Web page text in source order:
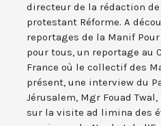
directeur de la rédaction de
protestant Réforme. A
reportages de la Manif
pour tous, un reportage au
France où le collectif des
présent, une interview du
Jérusalem, Mgr Fouad
sur la visite ad limina des